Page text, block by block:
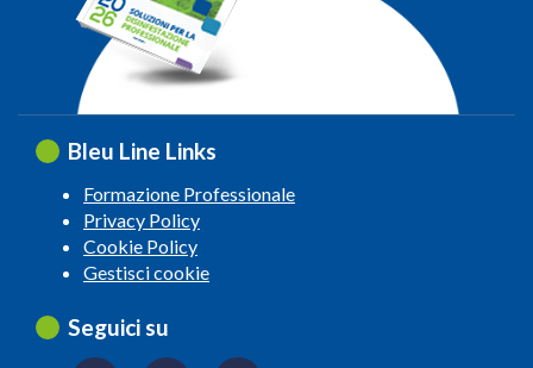
Bleu Line Links
Formazione Professionale
Privacy Policy
Cookie Policy
Gestisci cookie
Seguici su